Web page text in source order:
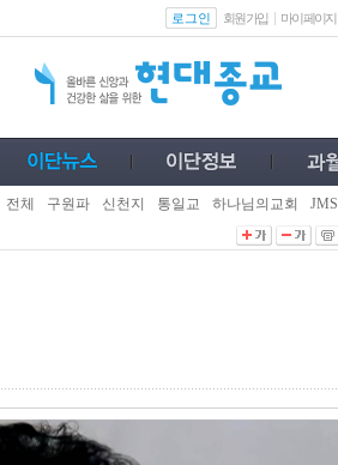
로그인 회원가입 마이페이지
전체 구원파 신천지 통일교 하나님의교회 JMS